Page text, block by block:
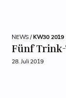
NEWS /KW30 2019
Fünf
28. Juli 2019